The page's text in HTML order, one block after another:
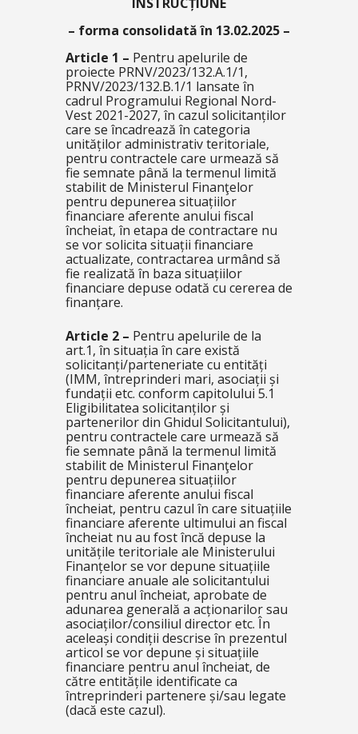
– forma consolidată în 13.02.2025 –
Article 1 – Pentru apelurile de
proiecte PRNV/2023/132.A.1/1,
PRNV/2023/132.B.1/1 lansate în
cadrul Programului Regional Nord-
Vest 2021-2027, în cazul solicitanților
care se încadrează în categoria
unităților administrativ teritoriale,
pentru contractele care urmează să
fie semnate până la termenul limită
stabilit de Ministerul Finanţelor
pentru depunerea situațiilor
financiare aferente anului fiscal
încheiat, în etapa de contractare nu
se vor solicita situații financiare
actualizate, contractarea urmând să
fie realizată în baza situațiilor
financiare depuse odată cu cererea de
finanțare.
Article 2– Pentru apelurile de la
art.1, în situația în care există
solicitanți/parteneriate cu entități
(IMM, întreprinderi mari, asociații și
fundații etc. conform capitolului 5.1
Eligibilitatea solicitanților și
partenerilordin Ghidul Solicitantului),
pentru contractele care urmează să
fie semnate până la termenul limită
stabilit de Ministerul Finanţelor
pentru depunerea situațiilor
financiare aferente anului fiscal
încheiat, pentru cazul în care situațiile
financiare aferente ultimului an fiscal
încheiat nu au fost încă depuse la
unitățile teritoriale ale Ministerului
Finanțelor se vor depune situațiile
financiare anuale ale solicitantului
pentru anul încheiat, aprobate de
adunarea generală a acționarilor sau
asociaților/consiliul director etc. În
aceleași condiții descrise în prezentul
articol se vor depune și situațiile
financiare pentru anul încheiat, de
către entitățile identificate ca
întreprinderi partenere și/sau legate
(dacă este cazul).